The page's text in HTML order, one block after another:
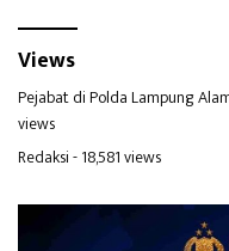
Views
Pejabat di Polda Lampung
views
Redaksi- 18,581 views